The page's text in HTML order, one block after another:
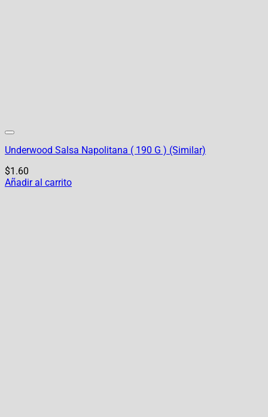
Underwood Salsa Napolitana ( 190 G ) (Similar)
$1.60
Añadir al carrito